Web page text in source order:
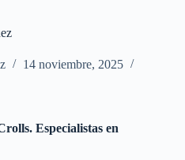
14 noviembre, 2025
Especialistas en